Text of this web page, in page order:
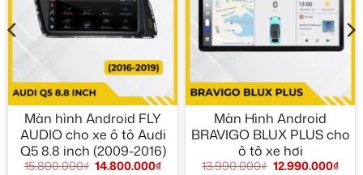
Màn hình Android FLY
AUDIO cho xe ô tô Audi
Q5 8.8 inch (2009-2016)
15.800.000₫ 14.800.000₫
Màn Hình Android
BRAVIGO BLUX PLUS cho
ô tô xe hơi
13.990.000₫ 12.990.000₫